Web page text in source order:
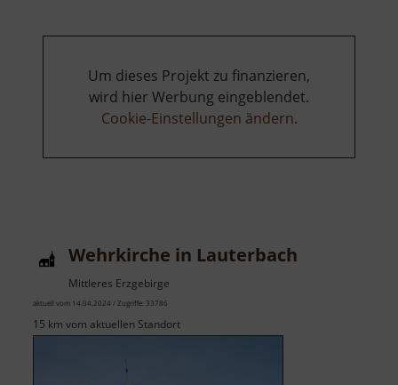
Um dieses Projekt zu finanzieren,
wird hier Werbung eingeblendet.
Cookie-Einstellungen ändern.
Wehrkirche in Lauterbach
Mittleres Erzgebirge
aktuell vom 14.04.2024 / Zugriffe: 33786
15 km vom aktuellen Standort